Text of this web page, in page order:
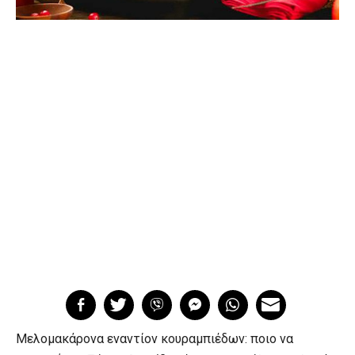
Μελομακάρονα εναντίον κουραμπιέδων: ποιο να